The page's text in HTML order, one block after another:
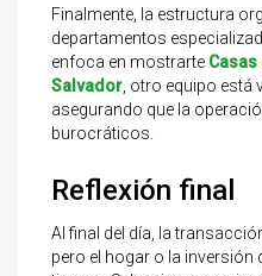
Finalmente, la estructura
departamentos
enfoca en mostrarte Casas
Salvador , otro equipo
asegurando que la
burocráticos.
Reflexión final
Al final del día, la
pero el hogar o la inversión